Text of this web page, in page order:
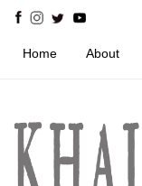
Home About